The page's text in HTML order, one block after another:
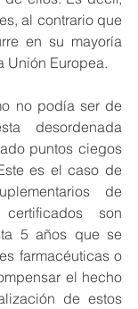
al contrario que
en su mayoría
Unión Europea.
no podía ser de
desordenada
puntos ciegos
es el caso de
de
son
5 años que se
farmacéuticas o
el hecho
de estos